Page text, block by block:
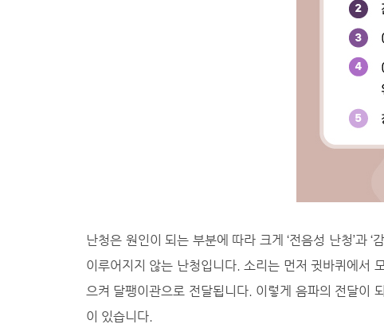
난청은 원인이 되는 부분에 따라 크게 ‘전음성 난청’과
이루어지지 않는 난청입니다. 소리는 먼저 귓바퀴에서
으켜 달팽이관으로 전달됩니다. 이렇게 음파의 전달이
이 있습니다.